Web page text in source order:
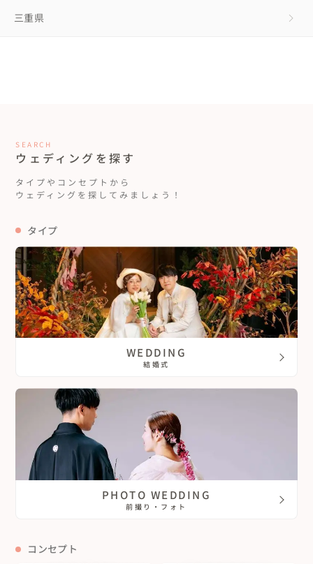
三重県
SEARCH
ウェディングを探す
タイプやコンセプトから
ウェディングを探してみましょう！
タイプ
WEDDING
結婚式
PHOTO WEDDING
前撮り・フォト
コンセプト